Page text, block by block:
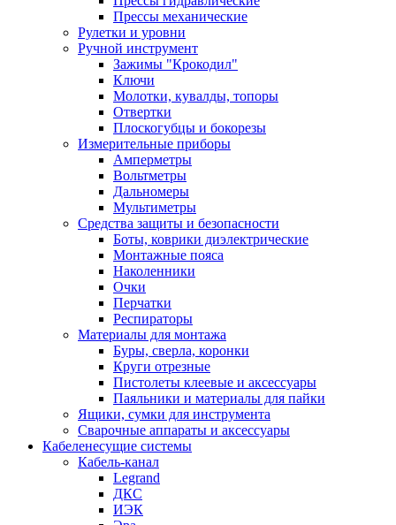
Прессы механические
Рулетки и уровни
Ручной инструмент
Зажимы "Крокодил"
Ключи
Молотки, кувалды, топоры
Отвертки
Плоскогубцы и бокорезы
Измерительные приборы
Амперметры
Вольтметры
Дальномеры
Мультиметры
Средства защиты и безопасности
Боты, коврики диэлектрические
Монтажные пояса
Наколенники
Очки
Перчатки
Респираторы
Материалы для монтажа
Буры, сверла, коронки
Круги отрезные
Пистолеты клеевые и аксессуары
Паяльники и материалы для пайки
Ящики, сумки для инструмента
Сварочные аппараты и аксессуары
Кабеленесущие системы
Кабель-канал
Legrand
ДКС
ИЭК